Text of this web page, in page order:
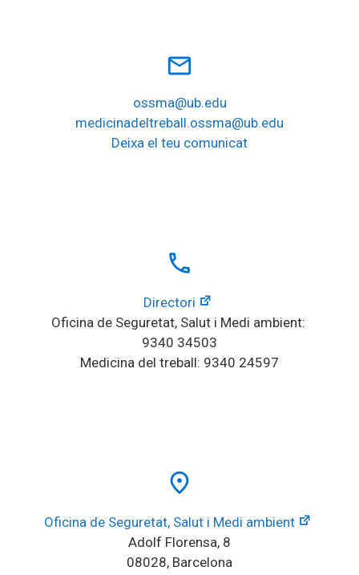
mail_outline
ossma@ub.edu
medicinadeltreball.ossma@ub.edu
Deixa el teu comunicat
local_phone
Directori
Oficina de Seguretat, Salut i Medi ambient:
9340 34503
Medicina del treball: 9340 24597
place
Oficina de Seguretat, Salut i Medi ambient
Adolf Florensa, 8
08028, Barcelona